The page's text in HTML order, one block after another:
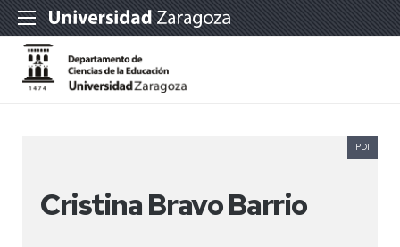
Cristina Bravo Barrio
PDI